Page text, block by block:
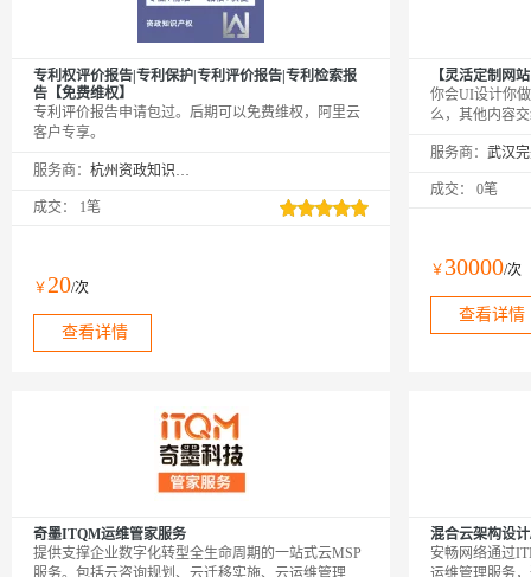
专利权评价报告|专利保护|专利评价报告|专利检索报
告【免费维权】
专利评价报告申请包过。后期可以免费维权，阿里云
客户专享。
服务商： 杭州资政知识产权咨询服务有限公司
成交： 1笔
￥ 20/次
查看详情
【灵活定制网
你会UI设计你
么，其他内容
服务商：
成交： 0笔
￥ 30000/次
查看详情
奇墨ITQM运维管家服务
提供支撑企业数字化转型全生命周期的一站式云MSP
服务。包括云咨询规划、云迁移实施、云运维管理、
混合云架构设
安畅网络通过
运维管理服务